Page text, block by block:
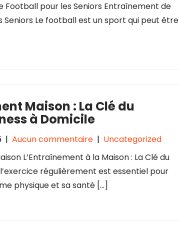
Football pour les Seniors Entraînement de
Seniors Le football est un sport qui peut être
Maison : La Clé du
à Domicile
| Aucun commentaire | Uncategorized
L’Entraînement à la Maison : La Clé du
régulièrement est essentiel pour
physique et sa santé […]